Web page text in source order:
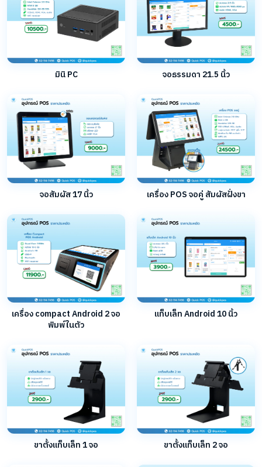
มินิ PC จอธรรมดา 21.5 นิ้ว
จอสัมผัส 17 นิ้ว เครื่อง POS จอคู่ สัมผัสฝั่งขา
เครื่อง compact Android 2 จอ
พิมพ์ในตัว
แท็บเล็ท Android 10 นิ้ว
ขาตั้งแท็บเล็ท 1 จอ ขาตั้งแท็บเล็ท 2 จอ